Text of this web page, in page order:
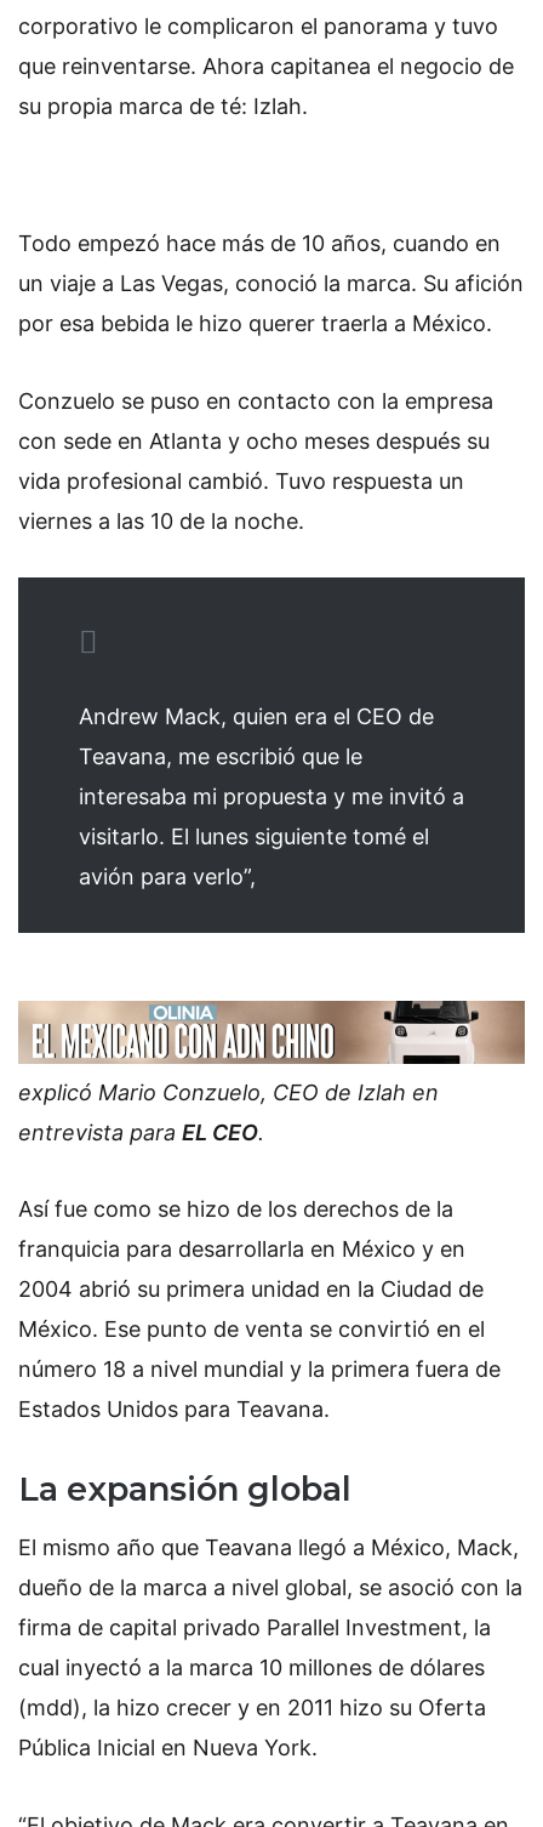
corporativo le complicaron el panorama y tuvo
que reinventarse. Ahora capitanea el negocio de
su propia marca de té: Izlah.
Todo empezó hace más de 10 años, cuando en
un viaje a Las Vegas, conoció la marca. Su afición
por esa bebida le hizo querer traerla a México.
Conzuelo se puso en contacto con la empresa
con sede en Atlanta y ocho meses después su
vida profesional cambió. Tuvo respuesta un
viernes a las 10 de la noche.
Andrew Mack, quien era el CEO de
Teavana, me escribió que le
interesaba mi propuesta y me invitó a
visitarlo. El lunes siguiente tomé el
avión para verlo”,
explicó Mario Conzuelo, CEO de Izlah en
entrevista para EL CEO.
Así fue como se hizo de los derechos de la
franquicia para desarrollarla en México y en
2004 abrió su primera unidad en la Ciudad de
México. Ese punto de venta se convirtió en el
número 18 a nivel mundial y la primera fuera de
Estados Unidos para Teavana.
La expansión global
El mismo año que Teavana llegó a México, Mack,
dueño de la marca a nivel global, se asoció con la
firma de capital privado Parallel Investment, la
cual inyectó a la marca 10 millones de dólares
(mdd), la hizo crecer y en 2011 hizo su Oferta
Pública Inicial en Nueva York.